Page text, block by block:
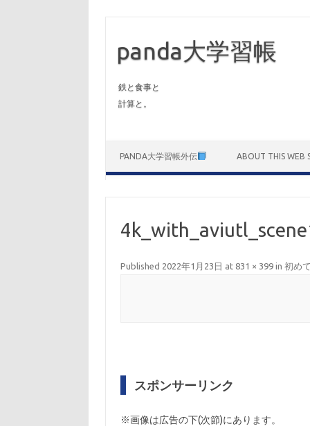
panda大学習帳
鉄と食事と
計算と。
PANDA大学習帳外伝 ABOUT THIS WEB
Published 2022年1月23日 at 831 × 399in 初め
スポンサーリンク
※画像は広告の下(次節)にあります。